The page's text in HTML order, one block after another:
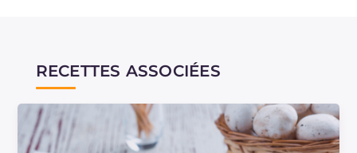
RECETTES ASSOCIÉES